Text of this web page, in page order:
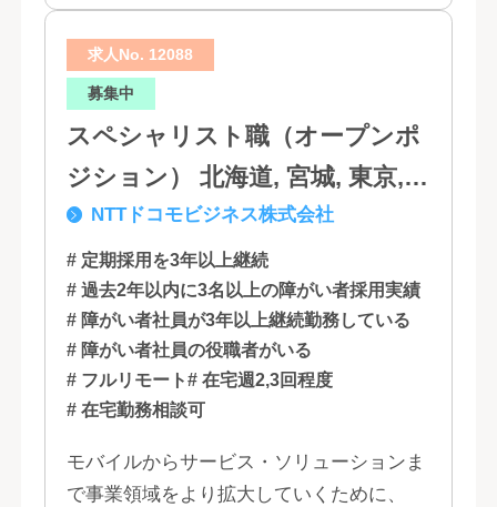
求人No. 12088
募集中
スペシャリスト職（オープンポ
ジション） 北海道, 宮城, 東京,
石川, 愛知, 大阪, 広島, 香川, 福岡
NTTドコモビジネス株式会社
# 定期採用を3年以上継続
# 過去2年以内に3名以上の障がい者採用実績
# 障がい者社員が3年以上継続勤務している
# 障がい者社員の役職者がいる
# フルリモート# 在宅週2,3回程度
# 在宅勤務相談可
モバイルからサービス・ソリューションま
で事業領域をより拡大していくために、